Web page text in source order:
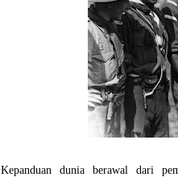
Kepanduan dunia berawal dari